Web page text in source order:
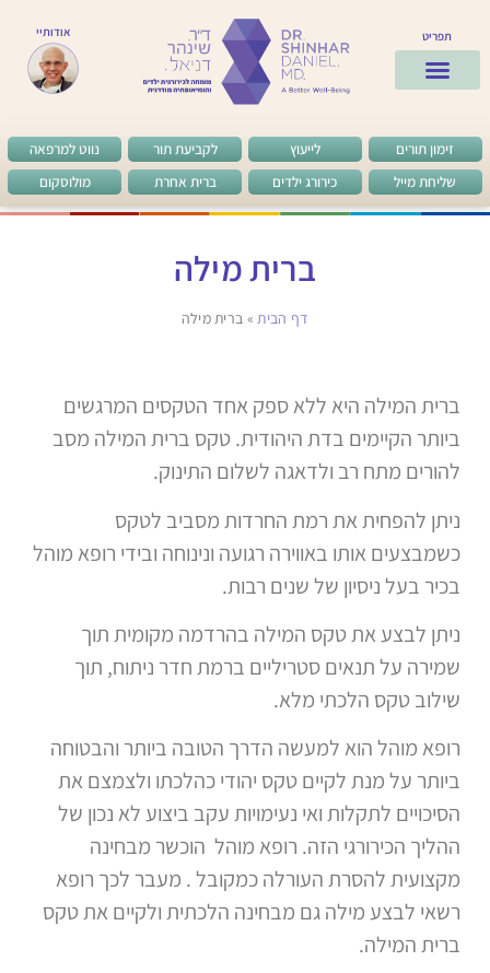
תפריט אודותיי
זימון תורים
שליחת מייל
לייעוץ
כירורג ילדים
לקביעת תור
ברית אחרת
נווט למרפאה
מולוסקום
ברית מילה
דף הבית» ברית מילה
ברית המילה היא ללא ספק אחד הטקסים המרגשים
ביותר הקיימים בדת היהודית. טקס ברית המילה מסב
להורים מתח רב ולדאגה לשלום התינוק.
ניתן להפחית את רמת החרדות מסביב לטקס
כשמבצעים אותו באווירה רגועה ונינוחה ובידי רופא מוהל
בכיר בעל ניסיון של שנים רבות.
ניתן לבצע את טקס המילה בהרדמה מקומית תוך
שמירה על תנאים סטריליים ברמת חדר ניתוח, תוך
שילוב טקס הלכתי מלא.
רופא מוהל הוא למעשה הדרך הטובה ביותר והבטוחה
ביותר על מנת לקיים טקס יהודי כהלכתו ולצמצם את
הסיכויים לתקלות ואי נעימויות עקב ביצוע לא נכון של
ההליך הכירורגי הזה. רופא מוהל הוכשר מבחינה
מקצועית להסרת העורלה כמקובל . מעבר לכך רופא
רשאי לבצע מילה גם מבחינה הלכתית ולקיים את טקס
ברית המילה.